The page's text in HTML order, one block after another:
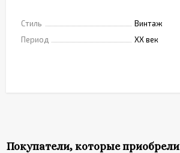
Стиль
Винтаж
Период
XX век
Покупатели, которые приобрели